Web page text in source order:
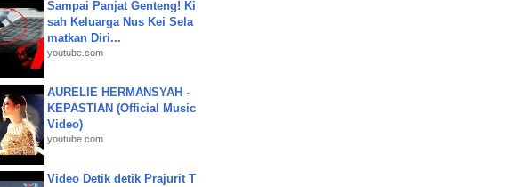
Sampai Panjat Genteng! Ki
sah Keluarga Nus Kei Sela
matkan Diri...
youtube.com
AURELIE HERMANSYAH -
KEPASTIAN (Official Music
Video)
youtube.com
Video Detik detik Prajurit T